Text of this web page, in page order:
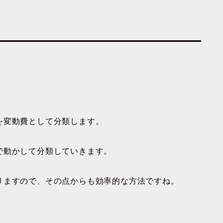
動費として分類します。
かして分類していきます。
すので、その点からも効率的な方法ですね。